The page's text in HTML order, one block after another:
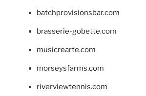
batchprovisionsbar.com
brasserie-gobette.com
musicrearte.com
morseysfarms.com
riverviewtennis.com